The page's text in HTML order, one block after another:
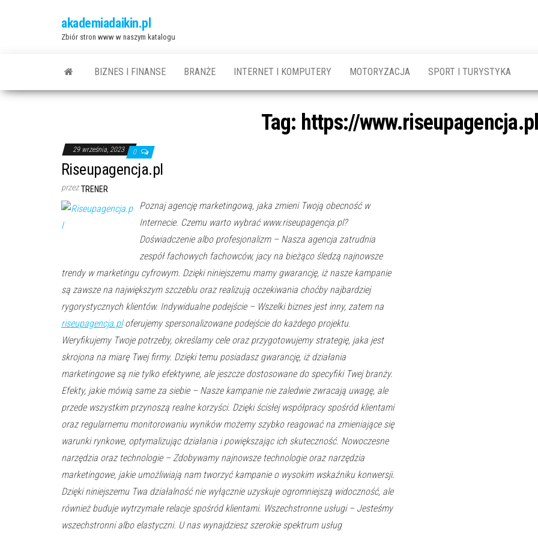
akademiadaikin.pl
Zbiór stron www w naszym katalogu
BIZNES I FINANSE BRANŻE INTERNET I KOMPUTERY MOTORYZACJA SPORT I TURYSTYKA
Tag: https://
29 września, 2023 0
Riseupagencja.pl
przez TRENER
Poznaj agencję marketingową, jaka zmieni Twoją obecność w
Internecie. Czemu warto wybrać www.riseupagencja.pl?
Doświadczenie albo profesjonalizm – Nasza agencja zatrudnia
zespół fachowych fachowców, jacy na bieżąco śledzą najnowsze
trendy w marketingu cyfrowym. Dzięki niniejszemu mamy gwarancję, iż nasze kampanie
są zawsze na największym szczeblu oraz realizują oczekiwania choćby najbardziej
rygorystycznych klientów. Indywidualne podejście – Wszelki biznes jest inny, zatem na
riseupagencja.ploferujemy spersonalizowane podejście do każdego projektu.
Weryfikujemy Twoje potrzeby, określamy cele oraz przygotowujemy strategię, jaka jest
skrojona na miarę Twej firmy. Dzięki temu posiadasz gwarancję, iż działania
marketingowe są nie tylko efektywne, ale jeszcze dostosowane do specyfiki Twej branży.
Efekty, jakie mówią same za siebie – Nasze kampanie nie zaledwie zwracają uwagę, ale
przede wszystkim przynoszą realne korzyści. Dzięki ścisłej współpracy spośród klientami
oraz regularnemu monitorowaniu wyników możemy szybko reagować na zmieniające się
warunki rynkowe, optymalizując działania i powiększając ich skuteczność. Nowoczesne
narzędzia oraz technologie – Zdobywamy najnowsze technologie oraz narzędzia
marketingowe, jakie umożliwiają nam tworzyć kampanie o wysokim wskaźniku konwersji.
Dzięki niniejszemu Twa działalność nie wyłącznie uzyskuje ogromniejszą widoczność, ale
również buduje wytrzymałe relacje spośród klientami. Wszechstronne usługi – Jesteśmy
wszechstronni albo elastyczni. U nas wynajdziesz szerokie spektrum usług